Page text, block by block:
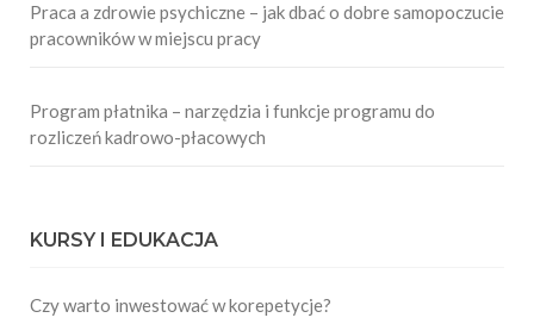
Praca a zdrowie psychiczne – jak dbać o dobre samopoczucie
pracowników w miejscu pracy
Program płatnika – narzędzia i funkcje programu do
rozliczeń kadrowo-płacowych
KURSY I EDUKACJA
Czy warto inwestować w korepetycje?